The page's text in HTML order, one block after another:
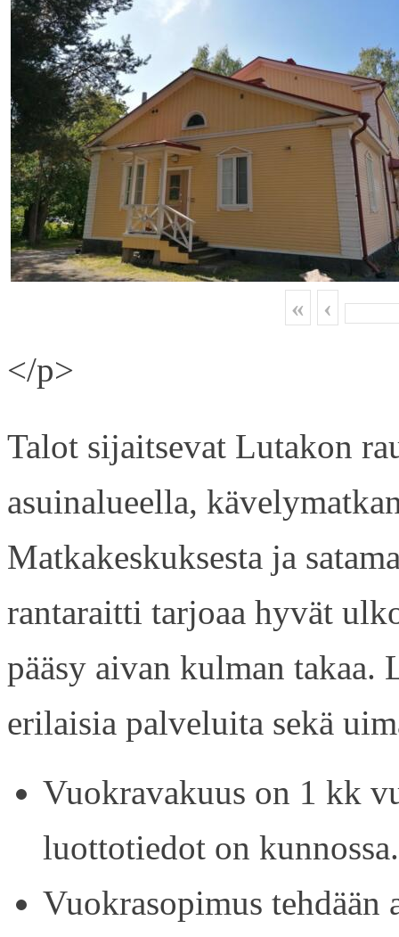
« ‹
</p>
Talot sijaitsevat Lutakon
asuinalueella,
Matkakeskuksesta ja
rantaraitti tarjoaa hyvät
pääsy aivan kulman
erilaisia palveluita sekä
Vuokravakuus on 1 kk
luottotiedot on kunnossa.
Vuokrasopimus tehdään